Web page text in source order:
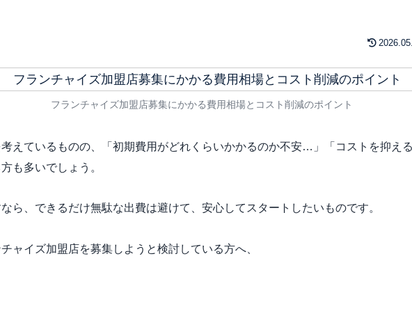
フランチャイズ加盟店募集にかかる費用相場とコスト削減のポイント
えているものの、「初期費用がどれくらいかかるのか不安…」「コストを抑え
も多いでしょう。
ら、できるだけ無駄な出費は避けて、安心してスタートしたいものです。
ャイズ加盟店を募集しようと検討している方へ、